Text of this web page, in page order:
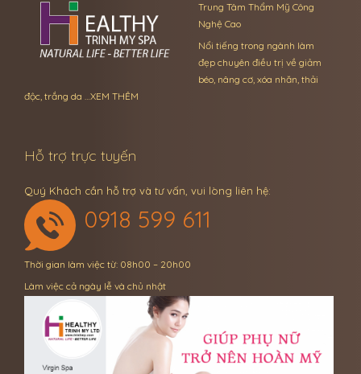
Trung Tâm Thẩm Mỹ Công
Nghệ Cao
Nổi tiếng trong ngành làm
đẹp chuyên điều trị về giảm
béo, nâng cơ, xóa nhăn, thải
độc, trắng da …XEM THÊM
Hỗ trợ trực tuyến
Quý Khách cần hỗ trợ và tư vấn, vui lòng liên hệ:
0918 599 611
Thời gian làm việc từ: 08h00 – 20h00
Làm việc cả ngày lễ và chủ nhật